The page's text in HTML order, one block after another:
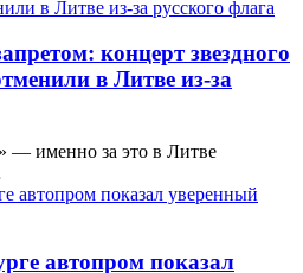
концерт звездного
в Литве из-за
— именно за это в Литве
автопром показал